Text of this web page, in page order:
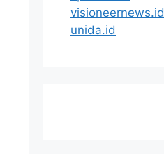
visioneernews.id
unida.id